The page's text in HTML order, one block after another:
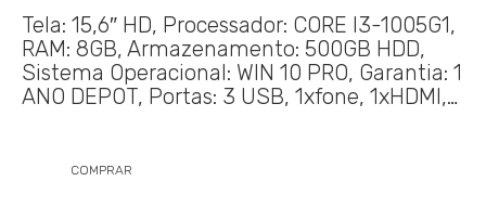
Tela: 15,6″ HD, Processador: CORE I3-1005G1,
RAM: 8GB, Armazenamento: 500GB HDD,
Sistema Operacional: WIN 10 PRO, Garantia: 1
ANO DEPOT, Portas: 3 USB, 1xfone, 1xHDMI,…
COMPRAR